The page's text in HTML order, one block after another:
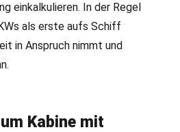
einkalkulieren. In der Regel
als erste aufs Schiff
in Anspruch nimmt und
Kabine mit